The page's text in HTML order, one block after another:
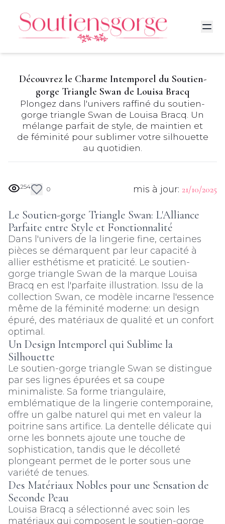
Découvrez le Charme Intemporel du Soutien-
gorge Triangle Swan de Louisa Bracq
Plongez dans l'univers raffiné du soutien-
gorge triangle Swan de Louisa Bracq. Un
mélange parfait de style, de maintien et
de féminité pour sublimer votre silhouette
au quotidien.
254 0 mis à jour: 21/10/2025
Le Soutien-gorge Triangle Swan: L'Alliance
Parfaite entre Style et Fonctionnalité
Dans l'univers de la lingerie fine, certaines
pièces se démarquent par leur capacité à
allier esthétisme et praticité. Le soutien-
gorge triangle Swan de la marque Louisa
Bracq en est l'parfaite illustration. Issu de la
collection Swan, ce modèle incarne l'essence
même de la féminité moderne: un design
épuré, des matériaux de qualité et un confort
optimal.
Un Design Intemporel qui Sublime la
Silhouette
Le soutien-gorge triangle Swan se distingue
par ses lignes épurées et sa coupe
minimaliste. Sa forme triangulaire,
emblématique de la lingerie contemporaine,
offre un galbe naturel qui met en valeur la
poitrine sans artifice. La dentelle délicate qui
orne les bonnets ajoute une touche de
sophistication, tandis que le décolleté
plongeant permet de le porter sous une
variété de tenues.
Des Matériaux Nobles pour une Sensation de
Seconde Peau
Louisa Bracq a sélectionné avec soin les
matériaux qui composent le soutien-gorge